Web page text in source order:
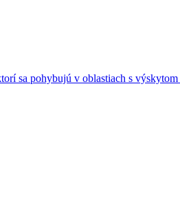
sa pohybujú v oblastiach s